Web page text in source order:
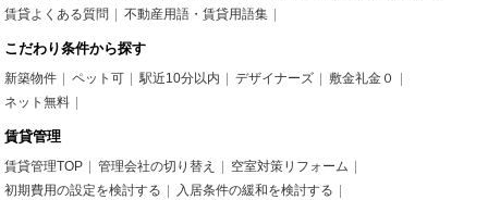
賃貸よくある質問
不動産用語・賃貸用語集
こだわり条件から探す
新築物件 ペット可 駅近10分以内 デザイナーズ
敷金礼金０
ネット無料
賃貸管理
賃貸管理TOP 管理会社の切り替え
空室対策リフォーム
初期費用の設定を検討する
入居条件の緩和を検討する